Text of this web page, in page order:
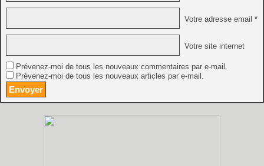
Votre adresse email *
Votre site internet
Prévenez-moi de tous les nouveaux commentaires par e-mail.
Prévenez-moi de tous les nouveaux articles par e-mail.